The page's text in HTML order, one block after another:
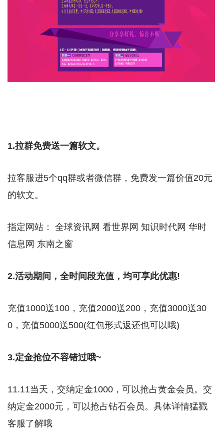
1.拉群免费送一篇软文。
拉客服进5个qq群或者微信群，免费发一篇价值20元
的软文。
指定网站： 全球资讯网 看世界网 知识时代网 华时
信息网 东南之窗
2.活动期间，全时间段充值，均可享此优惠!
充值1000送100，充值2000送200，充值3000送30
0，充值5000送500(红包形式返还也可以哦)
3.定金抢位不容错过哦~
11.11当天，交纳定金1000，可以抢占黄金会员。交
纳定金2000元，可以抢占钻石会员。具体详情猛戳
客服了解哦